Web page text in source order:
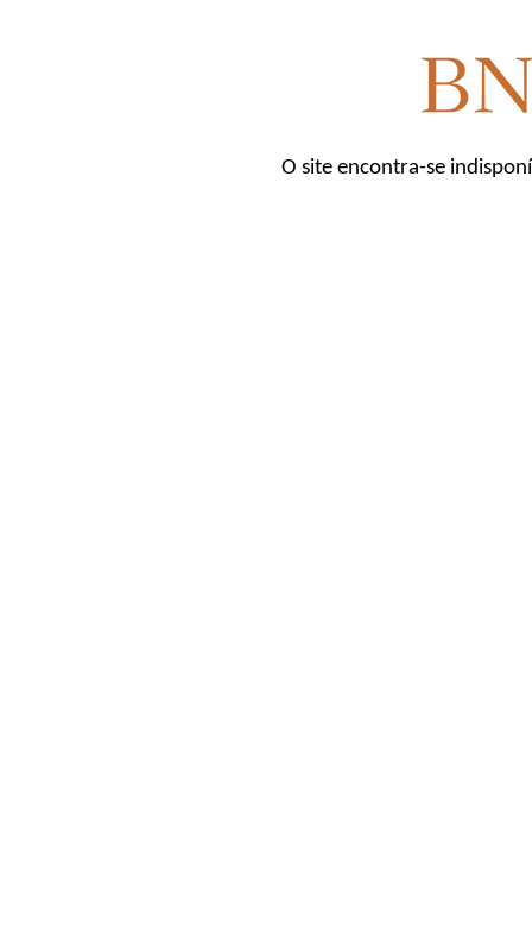
O site encontra-se